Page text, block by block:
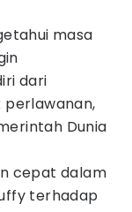
masa
dari
perlawanan,
Dunia
cepat dalam
terhadap